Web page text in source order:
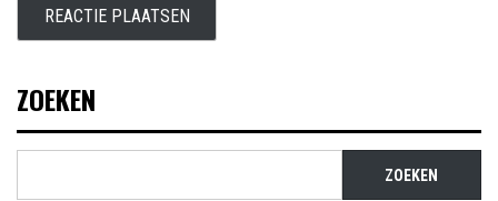
ZOEKEN
ZOEKEN